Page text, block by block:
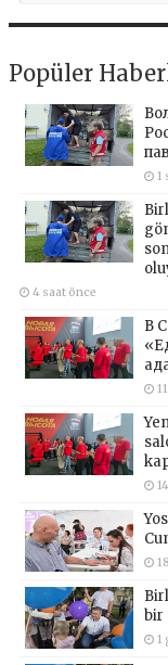
Popüler
1
4 saat önce
В
bir
1